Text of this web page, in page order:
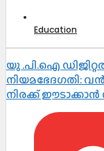
Education
യു .പി.ഐ
നിയമഭേദഗതി:
നിരക്ക്
പണമിടപാടുകൾ